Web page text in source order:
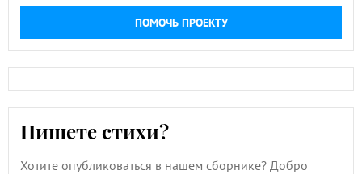
ПОМОЧЬ ПРОЕКТУ
Пишете стихи?
Хотите опубликоваться в нашем сборнике? Добро